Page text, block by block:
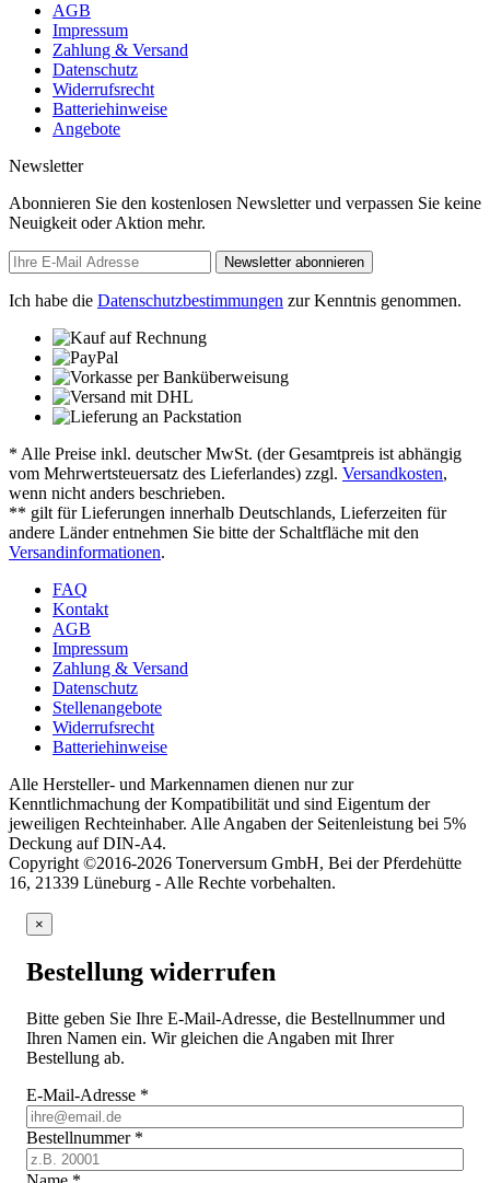
AGB
Impressum
Zahlung & Versand
Datenschutz
Widerrufsrecht
Batteriehinweise
Angebote
Newsletter
Abonnieren Sie den kostenlosen Newsletter und verpassen Sie keine
Neuigkeit oder Aktion mehr.
Newsletter abonnieren
Ich habe die Datenschutzbestimmungen zur Kenntnis genommen.
* Alle Preise inkl. deutscher MwSt. (der Gesamtpreis ist abhängig
vom Mehrwertsteuersatz des Lieferlandes) zzgl. Versandkosten,
wenn nicht anders beschrieben.
** gilt für Lieferungen innerhalb Deutschlands, Lieferzeiten für
andere Länder entnehmen Sie bitte der Schaltfläche mit den
Versandinformationen.
FAQ
Kontakt
AGB
Impressum
Zahlung & Versand
Datenschutz
Stellenangebote
Widerrufsrecht
Batteriehinweise
Alle Hersteller- und Markennamen dienen nur zur
Kenntlichmachung der Kompatibilität und sind Eigentum der
jeweiligen Rechteinhaber. Alle Angaben der Seitenleistung bei 5%
Deckung auf DIN-A4.
Copyright ©2016-2026 Tonerversum GmbH, Bei der Pferdehütte
16, 21339 Lüneburg - Alle Rechte vorbehalten.
×
Bestellung widerrufen
Bitte geben Sie Ihre E-Mail-Adresse, die Bestellnummer und
Ihren Namen ein. Wir gleichen die Angaben mit Ihrer
Bestellung ab.
E-Mail-Adresse *
Bestellnummer *